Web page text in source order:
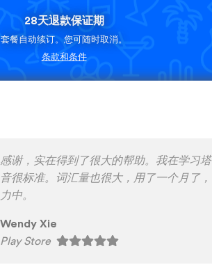
28天退款保证期
套餐自动续订。您可随时取消。
条款和条件
有各种方言，这是一般语言学习软件没有的
ahhflz